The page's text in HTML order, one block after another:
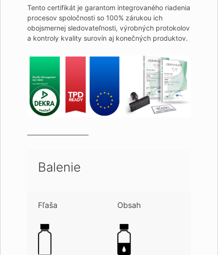
Tento certifikát je garantom integrovaného riadenia
procesov spoločnosti so 100% zárukou ich
obojsmernej sledovateľnosti, výrobných protokolov
a kontroly kvality surovín aj konečných produktov.
—————————
Balenie
Fľaša Obsah